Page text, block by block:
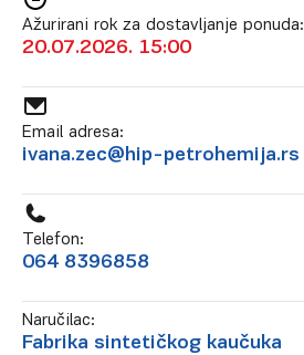
Ažurirani rok za dostavljanje ponuda:
20.07.2026. 15:00
Email adresa:
ivana.zec@hip-petrohemija.rs
Telefon:
064 8396858
Naručilac:
Fabrika sintetičkog kaučuka